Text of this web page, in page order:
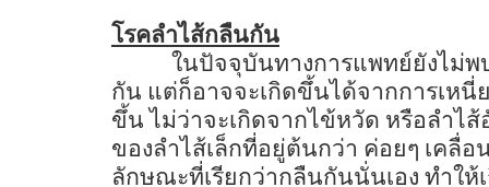
โรคลำไส้กลืนกัน
ในปัจจุบันทางการแพทย์ยังไม่
กัน แต่ก็อาจจะเกิดขึ้นได้จากการเหนี่
ขึ้น ไม่ว่าจะเกิดจากไข้หวัด หรือลำไ
ของลำไส้เล็กที่อยู่ต้นกว่า ค่อยๆ เคลื่
ลักษณะที่เรียกว่ากลืนกันนั่นเอง ทำใ